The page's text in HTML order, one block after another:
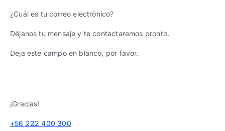
¿Cuál es tu correo electrónico?
Déjanos tu mensaje y te contactaremos pronto.
Deja este campo en blanco, por favor.
¡Gracias!
+56 222 400 300